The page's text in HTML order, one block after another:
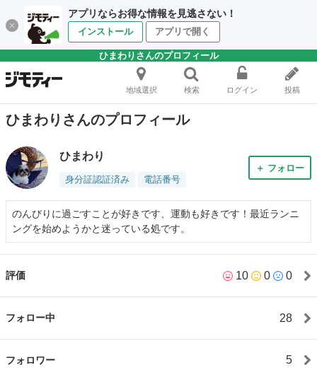
アプリならお得な情報を見逃さない！
インストール アプリで開く
ひまわりさんのプロフィール
地域選択 検索 ログイン 投稿
ひまわりさんのプロフィール
ひまわり
身分証認証済み 電話番号
＋ フォロー
のんびりに過ごすことが好きです、運動も好きです！最近ランニ
ングを始めようかと迷っている処です。
評価 10 0 0
フォロー中 28
フォロワー 5